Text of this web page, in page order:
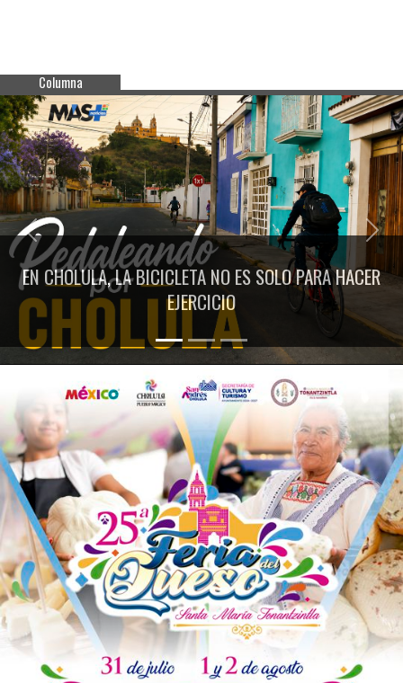
Columna
EN CHOLULA, LA BICICLETA NO ES SOLO PARA HACER
EJERCICIO
Previous Next